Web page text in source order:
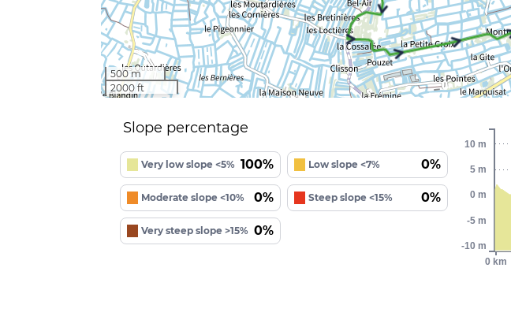
500 m
2000 ft
Slope percentage
Very low slope <5% 100% Low slope <7% 0%
Moderate slope <10% 0% Steep slope <15% 0%
Very steep slope >15% 0%
0 km
-10 m
-5 m
0 m
5 m
10 m